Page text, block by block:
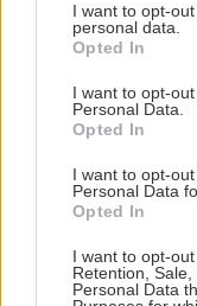
not limited to your
grant or deny
use your data for
consent section.
I want to opt-
personal data.
Opted In
I want to opt-
Personal Data.
Opted In
I want to opt-
Personal Data
Opted In
I want to opt-
Retention,
Personal Data
θρυλικές
της Κάλλας.
αποκαλύπτονται
ανέκδοτες
της στο Παρίσι.
Το ντοκιμαντέρ
δημιουργούς